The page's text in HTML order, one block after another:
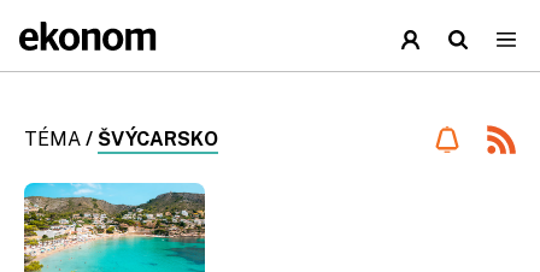
TÉMA / ŠVÝCARSKO